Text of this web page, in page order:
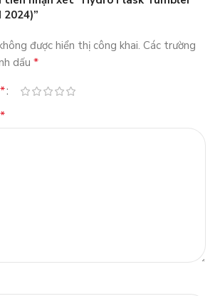
được hiển thị công khai. Các trường
dấu *
*
*